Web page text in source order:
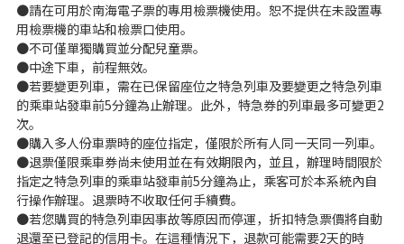
●請在可用於南海電子票的專用檢票機使用。恕不提供在未設置專
用檢票機的車站和檢票口使用。
●不可僅單獨購買並分配兒童票。
●中途下車，前程無效。
●若要變更列車，需在已保留座位之特急列車及要變更之特急列車
的乘車站發車前5分鐘為止辦理。此外，特急券的列車最多可變更2
次。
●購入多人份車票時的座位指定，僅限於所有人同一天同一列車。
●退票僅限乘車券尚未使用並在有效期限內，並且，辦理時間限於
指定之特急列車的乘車站發車前5分鐘為止，乘客可於本系統內自
行操作辦理。退票時不收取任何手續費。
●若您購買的特急列車因事故等原因而停運，折扣特急票價將自動
退還至已登記的信用卡。在這種情況下，退款可能需要2天的時